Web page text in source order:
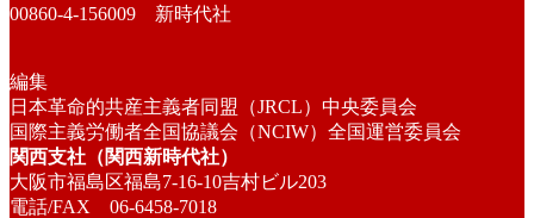
00860-4-156009 新時代社
編集
日本革命的共産主義者同盟（JRCL）中央委員会
国際主義労働者全国協議会（NCIW）全国運営委員会
関西支社（関西新時代社）
大阪市福島区福島7-16-10吉村ビル203
電話/FAX 06-6458-7018